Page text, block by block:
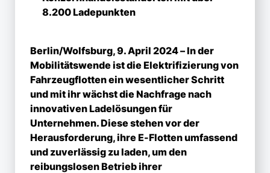
8.200 Ladepunkten
Berlin/Wolfsburg, 9. April 2024 – In der
Mobilitätswende ist die Elektrifizierung von
Fahrzeugflotten ein wesentlicher Schritt
und mit ihr wächst die Nachfrage nach
innovativen Ladelösungen für
Unternehmen. Diese stehen vor der
Herausforderung, ihre E-Flotten umfassend
und zuverlässig zu laden, um den
reibungslosen Betrieb ihrer